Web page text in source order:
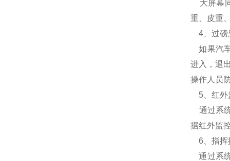
大屏幕
重、皮重
4、过磅
如果汽
进入，退
操作人员
5、红外
通过系
据红外监
6、指挥
通过系